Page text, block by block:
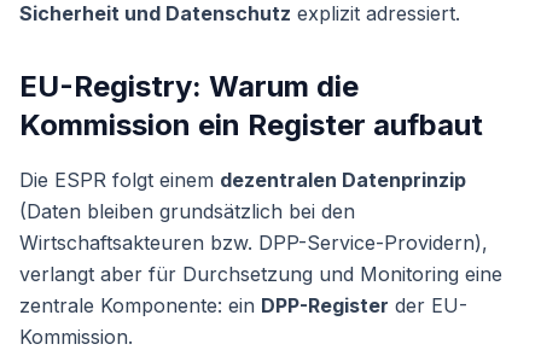
Sicherheit und Datenschutz explizit adressiert.
EU-Registry: Warum die
Kommission ein Register aufbaut
Die ESPR folgt einem dezentralen Datenprinzip
(Daten bleiben grundsätzlich bei den
Wirtschaftsakteuren bzw. DPP-Service-Providern),
verlangt aber für Durchsetzung und Monitoring eine
zentrale Komponente: ein DPP-Register der EU-
Kommission.